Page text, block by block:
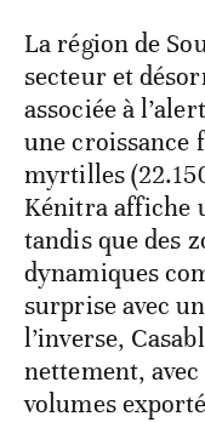
La région de
secteur et
associée à
une croissance
myrtilles
Kénitra affiche
tandis que des
dynamiques
surprise avec
l’inverse,
nettement, avec
volumes